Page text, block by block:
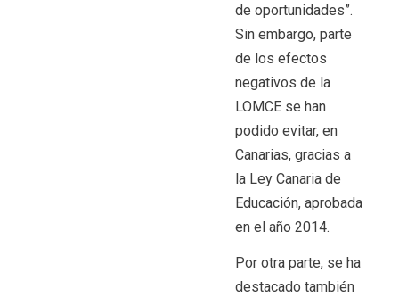
de oportunidades”.
Sin embargo, parte
de los efectos
negativos de la
LOMCE se han
podido evitar, en
Canarias, gracias a
la Ley Canaria de
Educación, aprobada
en el año 2014.
Por otra parte, se ha
destacado también